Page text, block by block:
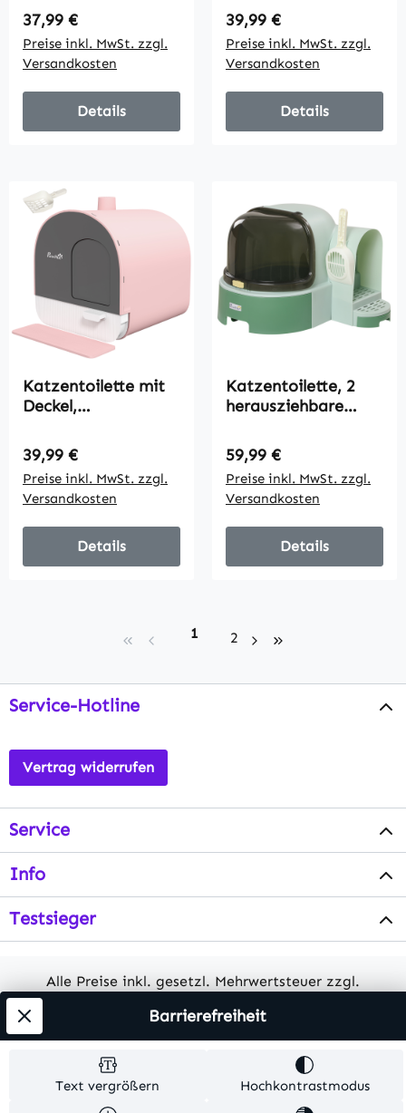
Siebvorleger, 1
Streuschaufel,
herausnehmbare
Bodenwanne, Grün +
Weiß
Regulärer Preis:
37,99 €
Preise inkl. MwSt. zzgl.
Versandkosten
Details
Schmutzfangmatte,
Kunststoff,
Grau/Schwarz
Regulärer Preis:
39,99 €
Preise inkl. MwSt. zzgl.
Versandkosten
Details
Katzentoilette mit
Deckel,
Schmutzfangmatte,
Kunststoff,
Rosa/Schwarz
Regulärer Preis:
39,99 €
Preise inkl. MwSt. zzgl.
Versandkosten
Details
Katzentoilette, 2
herausziehbare
Schaufel,
Streuauffangfach,
abnehmbare Haube,
Grün + Schwarz
Regulärer Preis:
59,99 €
Preise inkl. MwSt. zzgl.
Versandkosten
Details
Seite
1 Seite
2
Service-Hotline
Vertrag widerrufen
Service
Info
Testsieger
Alle Preise inkl. gesetzl. Mehrwertsteuer zzgl.
Herstellerangaben und ohne Gewähr.
© 2026 MKV24 – Alle Rechte vorbehalten. Theme by
Text vergrößern Hochkontrastmodus
Barrierefreiheit